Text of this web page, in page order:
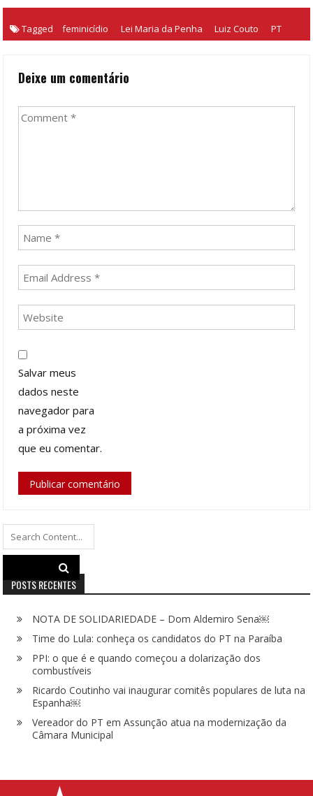
Tagged feminicídio Lei Maria da Penha Luiz Couto PT
Deixe um comentário
Salvar meus
dados neste
navegador para
a próxima vez
que eu comentar.
Search
for:
POSTS RECENTES
NOTA DE SOLIDARIEDADE – Dom Aldemiro Sena￼
Time do Lula: conheça os candidatos do PT na Paraíba
PPI: o que é e quando começou a dolarização dos
combustíveis
Ricardo Coutinho vai inaugurar comitês populares de luta na
Espanha￼
Vereador do PT em Assunção atua na modernização da
Câmara Municipal